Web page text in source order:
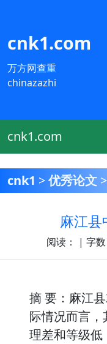
cnk1.com
万方网查重
chinazazhi
cnk1.com
cnk1 >优秀论文 >
麻江
阅读： | 字
摘 要：麻江
际情况而言
理差和等级